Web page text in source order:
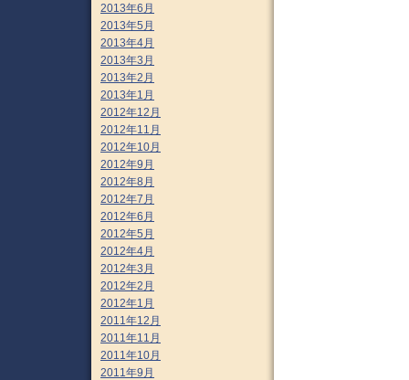
2013年6月
2013年5月
2013年4月
2013年3月
2013年2月
2013年1月
2012年12月
2012年11月
2012年10月
2012年9月
2012年8月
2012年7月
2012年6月
2012年5月
2012年4月
2012年3月
2012年2月
2012年1月
2011年12月
2011年11月
2011年10月
2011年9月